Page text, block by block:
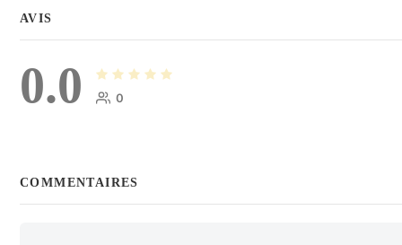
AVIS
0.0 0
COMMENTAIRES